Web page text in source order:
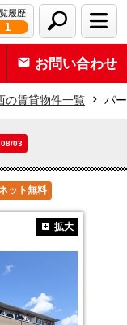
履歴
1
お問い合わせ
の賃貸物件一覧 パ
03
ット無料
拡大